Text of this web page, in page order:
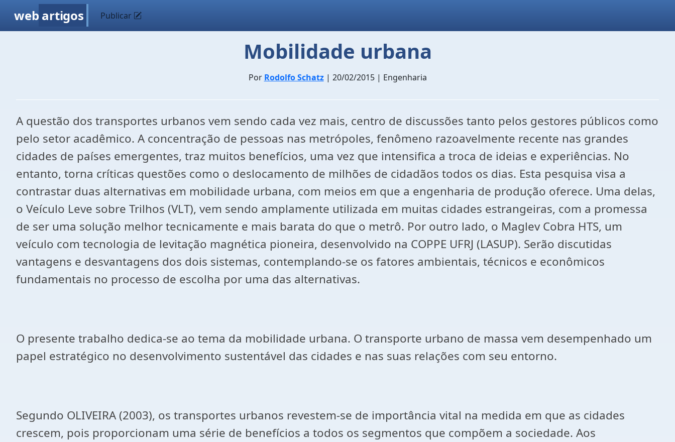
web artigos Publicar
Mobilidade urbana
Por Rodolfo Schatz| 20/02/2015 | Engenharia
A questão dos transportes urbanos vem sendo cada vez mais, centro de discussões tanto pelos gestores públicos como
pelo setor acadêmico. A concentração de pessoas nas metrópoles, fenômeno razoavelmente recente nas grandes
cidades de países emergentes, traz muitos benefícios, uma vez que intensifica a troca de ideias e experiências. No
entanto, torna críticas questões como o deslocamento de milhões de cidadãos todos os dias. Esta pesquisa visa a
contrastar duas alternativas em mobilidade urbana, com meios em que a engenharia de produção oferece. Uma delas,
o Veículo Leve sobre Trilhos (VLT), vem sendo amplamente utilizada em muitas cidades estrangeiras, com a promessa
de ser uma solução melhor tecnicamente e mais barata do que o metrô. Por outro lado, o Maglev Cobra HTS, um
veículo com tecnologia de levitação magnética pioneira, desenvolvido na COPPE UFRJ (LASUP). Serão discutidas
vantagens e desvantagens dos dois sistemas, contemplando-se os fatores ambientais, técnicos e econômicos
fundamentais no processo de escolha por uma das alternativas.
O presente trabalho dedica-se ao tema da mobilidade urbana. O transporte urbano de massa vem desempenhado um
papel estratégico no desenvolvimento sustentável das cidades e nas suas relações com seu entorno.
Segundo OLIVEIRA (2003), os transportes urbanos revestem-se de importância vital na medida em que as cidades
crescem, pois proporcionam uma série de benefícios a todos os segmentos que compõem a sociedade. Aos